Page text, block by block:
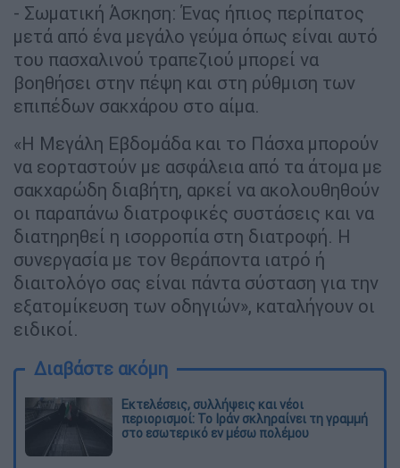
- Σωματική Άσκηση: Ένας ήπιος περίπατος
μετά από ένα μεγάλο γεύμα όπως είναι αυτό
του πασχαλινού τραπεζιού μπορεί να
βοηθήσει στην πέψη και στη ρύθμιση των
επιπέδων σακχάρου στο αίμα.
«Η Μεγάλη Εβδομάδα και το Πάσχα μπορούν
να εορταστούν με ασφάλεια από τα άτομα με
σακχαρώδη διαβήτη, αρκεί να ακολουθηθούν
οι παραπάνω διατροφικές συστάσεις και να
διατηρηθεί η ισορροπία στη διατροφή. Η
συνεργασία με τον θεράποντα ιατρό ή
διαιτολόγο σας είναι πάντα σύσταση για την
εξατομίκευση των οδηγιών», καταλήγουν οι
ειδικοί.
Διαβάστε ακόμη
Εκτελέσεις, συλλήψεις και νέοι
περιορισμοί: Το Ιράν σκληραίνει τη γραμμή
στο εσωτερικό εν μέσω πολέμου